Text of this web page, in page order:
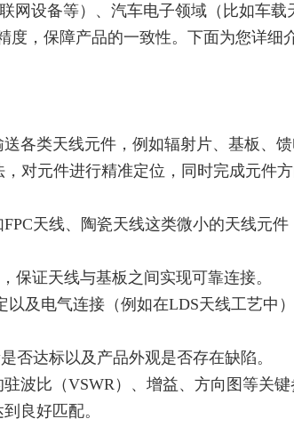
网设备等）、汽车电子领域（比如车载
，保障产品的一致性。下面为您详细
各类天线元件，例如辐射片、基板、馈
对元件进行精准定位，同时完成元件方
天线、陶瓷天线这类微小的天线元件
保证天线与基板之间实现可靠连接。
及电气连接（例如在LDS天线工艺中）
否达标以及产品外观是否存在缺陷。
波比（VSWR）、增益、方向图等关键
良好匹配。